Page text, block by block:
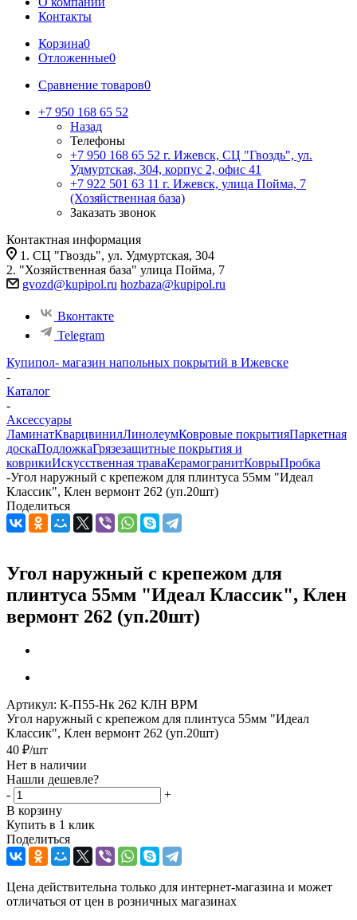
Контакты
Корзина0
Отложенные0
Сравнение товаров0
+7 950 168 65 52
Назад
Телефоны
+7 950 168 65 52 г. Ижевск, СЦ "Гвоздь", ул.
Удмуртская, 304, корпус 2, офис 41
+7 922 501 63 11 г. Ижевск, улица Пойма, 7
(Хозяйственная база)
Заказать звонок
Контактная информация
1. СЦ "Гвоздь", ул. Удмуртская, 304
2. "Хозяйственная база" улица Пойма, 7
gvozd@kupipol.ru hozbaza@kupipol.ru
Вконтакте
Telegram
Купипол- магазин напольных покрытий в Ижевске
-
Каталог
-
Аксессуары
ЛаминатКварцвинилЛинолеумКовровые покрытияПаркетная
доскаПодложкаГрязезащитные покрытия и
коврикиИскусственная траваКерамогранитКоврыПробка
-Угол наружный с крепежом для плинтуса 55мм "Идеал
Классик", Клен вермонт 262 (уп.20шт)
Поделиться
Угол наружный с крепежом для
плинтуса 55мм "Идеал Классик", Клен
вермонт 262 (уп.20шт)
Артикул: К-П55-Нк 262 КЛН ВРМ
Угол наружный с крепежом для плинтуса 55мм "Идеал
Классик", Клен вермонт 262 (уп.20шт)
40 ₽/шт
Нет в наличии
Нашли дешевле?
-
+
В корзину
Купить в 1 клик
Поделиться
Цена действительна только для интернет-магазина и может
отличаться от цен в розничных магазинах